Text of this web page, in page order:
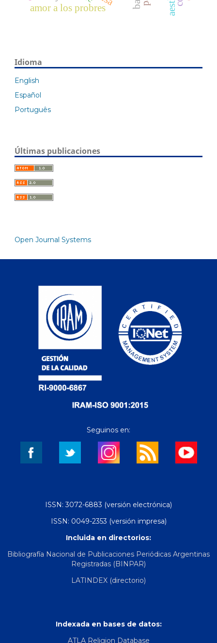
amor a los probres
Idioma
English
Español
Português
Últimas publicaciones
Open Journal Systems
Seguinos en:
ISSN: 3072-6883 (versión electrónica)
ISSN: 0049-2353 (versión impresa)
Incluida en directorios:
Bibliografía Nacional de Publicaciones Periódicas Argentinas
Registradas (BINPAR)
LATINDEX (directorio)
Indexada en bases de datos:
ATLA Religion Database